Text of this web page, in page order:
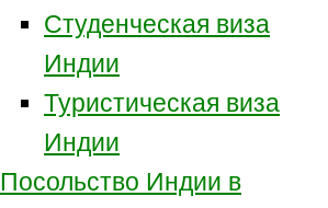
Студенческая виза
Индии
Туристическая виза
Индии
Посольство Индии в